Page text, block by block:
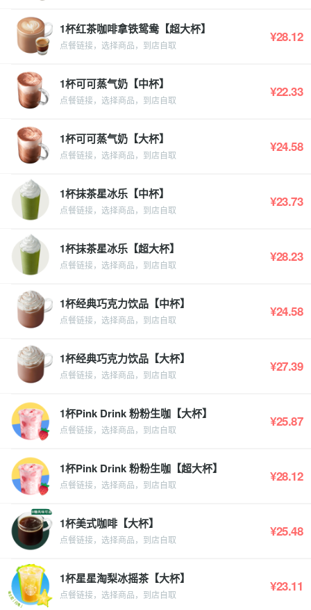
1杯红茶咖啡拿铁鸳鸯【超大杯】
点餐链接，选择商品，到店自取
¥28.12
1杯可可蒸气奶【中杯】
点餐链接，选择商品，到店自取
¥22.33
1杯可可蒸气奶【大杯】
点餐链接，选择商品，到店自取
¥24.58
1杯抹茶星冰乐【中杯】
点餐链接，选择商品，到店自取
¥23.73
1杯抹茶星冰乐【超大杯】
点餐链接，选择商品，到店自取
¥28.23
1杯经典巧克力饮品【中杯】
点餐链接，选择商品，到店自取
¥24.58
1杯经典巧克力饮品【大杯】
点餐链接，选择商品，到店自取
¥27.39
1杯Pink Drink 粉粉生咖【大杯】
点餐链接，选择商品，到店自取
¥25.87
1杯Pink Drink 粉粉生咖【超大杯】
点餐链接，选择商品，到店自取
¥28.12
1杯美式咖啡【大杯】
点餐链接，选择商品，到店自取
¥25.48
1杯星星淘梨冰摇茶【大杯】
点餐链接，选择商品，到店自取
¥23.11